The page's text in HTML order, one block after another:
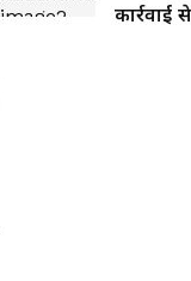
कार्रवाई